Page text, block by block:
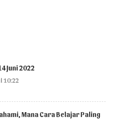
Juni 2022
10:22
Mana Cara Belajar Paling